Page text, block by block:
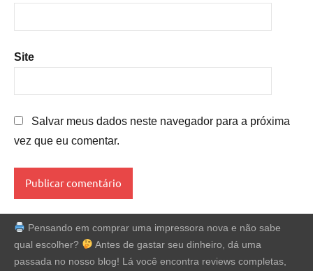
Site
Salvar meus dados neste navegador para a próxima
vez que eu comentar.
Pensando em comprar uma impressora nova e não sabe
qual escolher?
Antes de gastar seu dinheiro, dá uma
passada no nosso blog! Lá você encontra reviews completas,